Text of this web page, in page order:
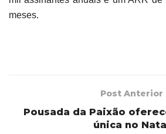
meses.
Post Anterior
Pousada da Paixão
única no Natal